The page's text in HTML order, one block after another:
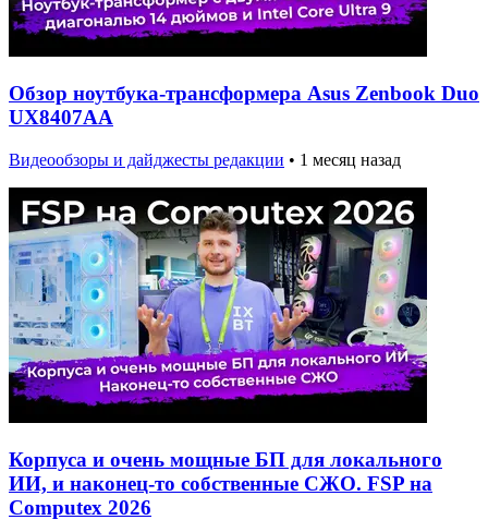
Обзор ноутбука-трансформера Asus Zenbook Duo
UX8407AA
Видеообзоры и дайджесты редакции • 1 месяц назад
Корпуса и очень мощные БП для локального
ИИ, и наконец-то собственные СЖО. FSP на
Computex 2026